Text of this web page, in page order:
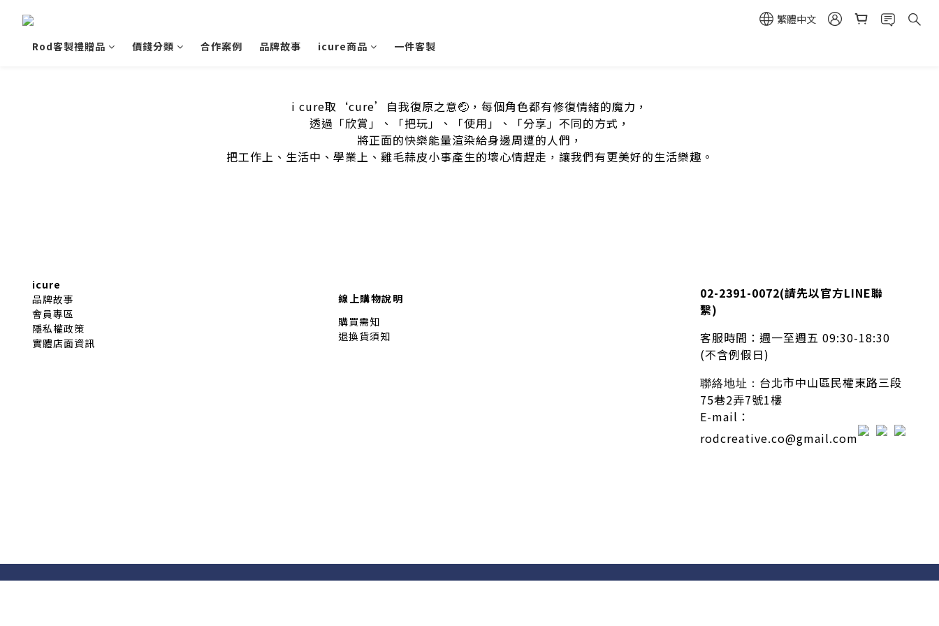
繁體中文
Rod客製禮贈品
價錢分類 合作案例 品牌故事 icure商品 一件客製
i cure取‘cure’自我復原之意🤕，每個角色都有修復情緒的魔力，
透過「欣賞」、「把玩」、「使用」、「分享」不同的方式，
將正面的快樂能量渲染給身邊周遭的人們，
把工作上、生活中、學業上、雞毛蒜皮小事產生的壞心情趕走，讓我們有更美好的生活樂趣。
icure
品牌故事
會員專區
隱私權政策
實體店面資訊
線上購物說明
購買需知
退換貨須知
02-2391-0072(請先以官方LINE聯
繫)
客服時間： 週一至週五 09:30-18:30
(不含例假日)
聯絡地址： 台北市中山區民權東路三段
75巷2弄7號1樓
E-mail：
rodcreative.co@gmail.com